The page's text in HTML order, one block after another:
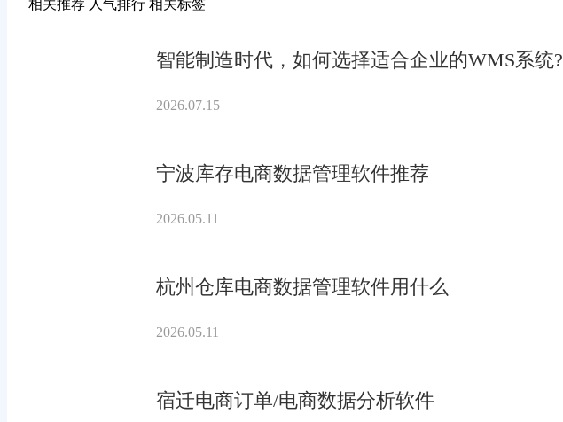
相关推荐 人气排行 相关标签
智能制造时代，如何选择适合企业的WMS系统?
2026.07.15
宁波库存电商数据管理软件推荐
2026.05.11
杭州仓库电商数据管理软件用什么
2026.05.11
宿迁电商订单/电商数据分析软件